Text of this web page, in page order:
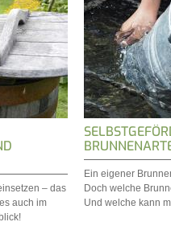
– das
auch im
Ein eigener
Doch welche
Und welche kann